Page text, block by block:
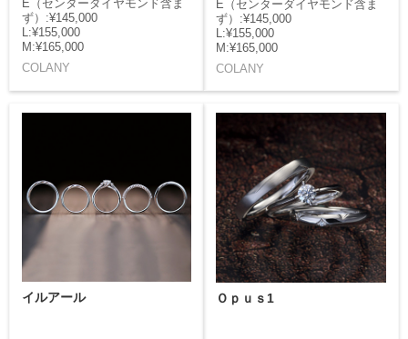
E（センターダイヤモンド含ま
ず）:¥145,000
L:¥155,000
M:¥165,000
COLANY
E（センターダイヤモンド含ま
ず）:¥145,000
L:¥155,000
M:¥165,000
COLANY
イルアール Ｏｐｕｓ1